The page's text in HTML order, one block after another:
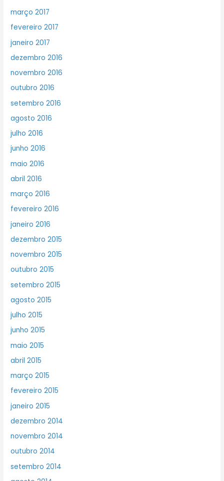
março 2017
fevereiro 2017
janeiro 2017
dezembro 2016
novembro 2016
outubro 2016
setembro 2016
agosto 2016
julho 2016
junho 2016
maio 2016
abril 2016
março 2016
fevereiro 2016
janeiro 2016
dezembro 2015
novembro 2015
outubro 2015
setembro 2015
agosto 2015
julho 2015
junho 2015
maio 2015
abril 2015
março 2015
fevereiro 2015
janeiro 2015
dezembro 2014
novembro 2014
outubro 2014
setembro 2014